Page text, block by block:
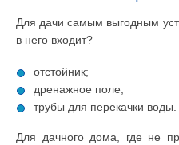
Для дачи самым выгодным
в него входит?
отстойник;
дренажное поле;
трубы для перекачки воды.
Для дачного дома, где не